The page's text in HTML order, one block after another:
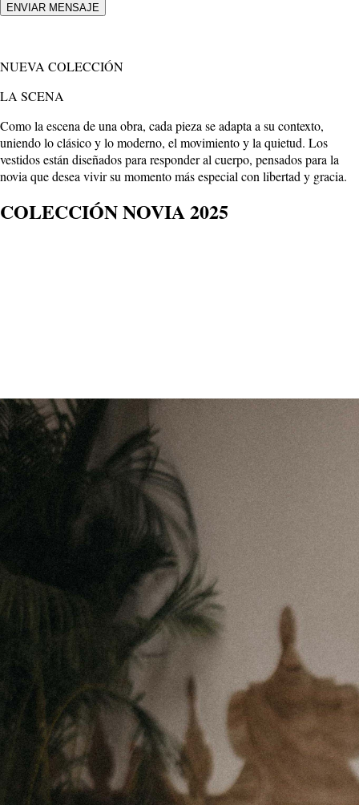
ENVIAR MENSAJE
NUEVA COLECCIÓN
LA SCENA
Como la escena de una obra, cada pieza se adapta a su contexto,
uniendo lo clásico y lo moderno, el movimiento y la quietud. Los
vestidos están diseñados para responder al cuerpo, pensados para la
novia que desea vivir su momento más especial con libertad y gracia.
COLECCIÓN NOVIA 2025